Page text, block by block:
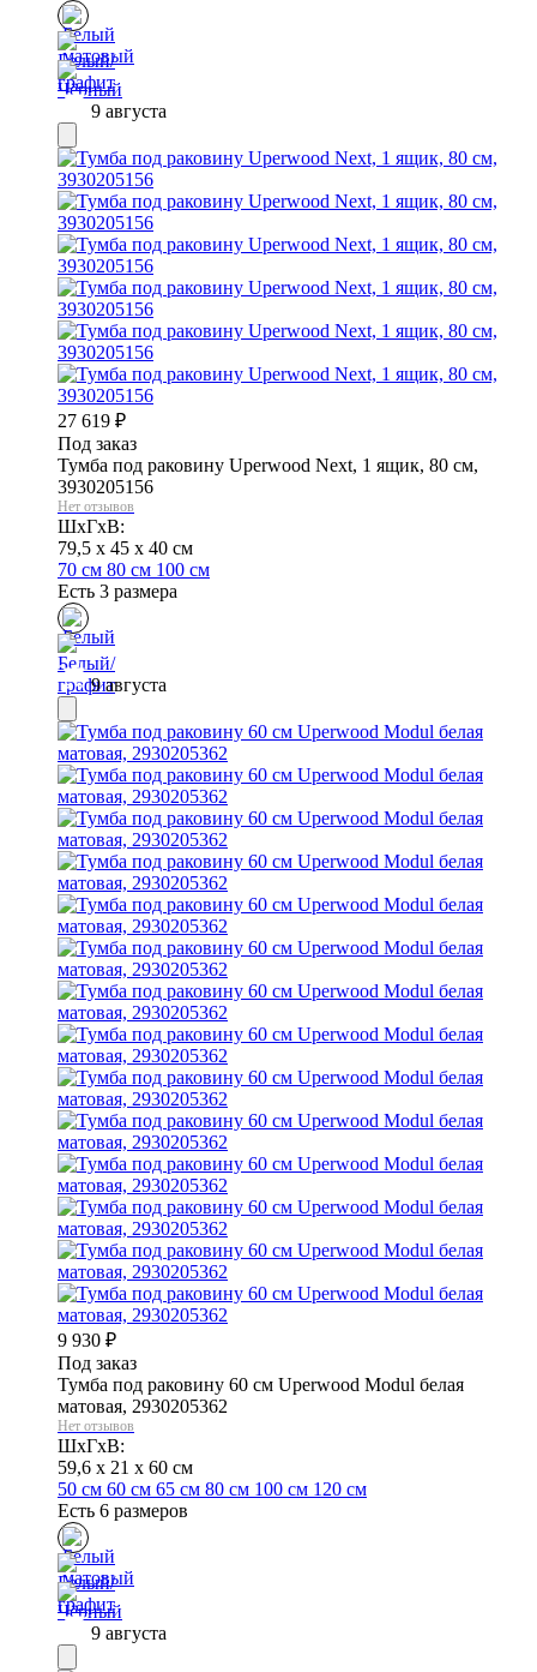
9 августа
27 619 ₽
Под заказ
Тумба под раковину Uperwood Next, 1 ящик, 80 см,
3930205156
Нет отзывов
ШхГхВ:
79,5 x 45 x 40 см
70 см 80 см 100 см
Есть 3 размера
9 августа
9 930 ₽
Под заказ
Тумба под раковину 60 см Uperwood Modul белая
матовая, 2930205362
Нет отзывов
ШхГхВ:
59,6 x 21 x 60 см
50 см 60 см 65 см 80 см 100 см 120 см
Есть 6 размеров
9 августа